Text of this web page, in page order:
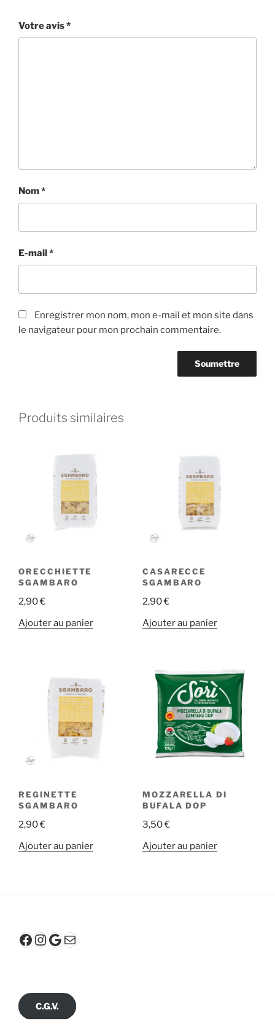
Votre avis*
Nom*
E-mail*
Enregistrer mon nom, mon e-mail et mon site dans
le navigateur pour mon prochain commentaire.
Produits similaires
ORECCHIETTE
SGAMBARO
2,90€
Ajouter au panier
CASARECCE
SGAMBARO
2,90€
Ajouter au panier
REGINETTE
SGAMBARO
2,90€
Ajouter au panier
MOZZARELLA DI
BUFALA DOP
3,50€
Ajouter au panier
Facebook
Instagram
Google
E-mail
C.G.V.